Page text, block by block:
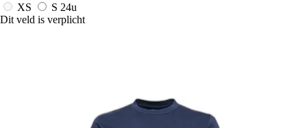
XS S 24u
Dit veld is verplicht